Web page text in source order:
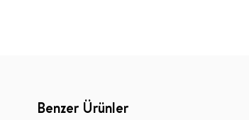
Benzer Ürünler